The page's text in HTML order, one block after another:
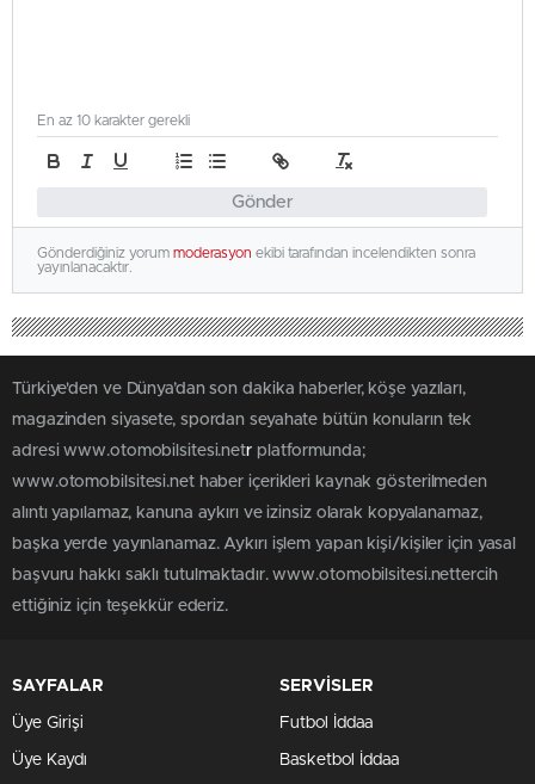
Gönder
En az 10 karakter gerekli
Gönderdiğiniz yorum moderasyon ekibi tarafından incelendikten sonra
yayınlanacaktır.
Türkiye'den ve Dünya’dan son dakika haberler, köşe yazıları,
magazinden siyasete, spordan seyahate bütün konuların tek
adresi www.otomobilsitesi.netr platformunda;
www.otomobilsitesi.net haber içerikleri kaynak gösterilmeden
alıntı yapılamaz, kanuna aykırı ve izinsiz olarak kopyalanamaz,
başka yerde yayınlanamaz. Aykırı işlem yapan kişi/kişiler için yasal
başvuru hakkı saklı tutulmaktadır. www.otomobilsitesi.nettercih
ettiğiniz için teşekkür ederiz.
SAYFALAR
Üye Girişi
Üye Kaydı
SERVİSLER
Futbol İddaa
Basketbol İddaa